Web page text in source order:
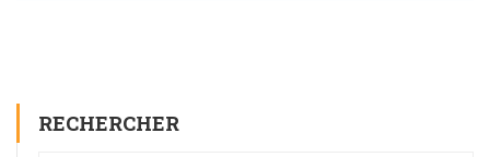
RECHERCHER